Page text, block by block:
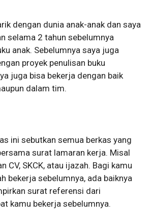
dengan dunia anak-anak dan saya
selama 2 tahun sebelumnya
anak. Sebelumnya saya juga
proyek penulisan buku
juga bisa bekerja dengan baik
dalam tim.
ini sebutkan semua berkas yang
surat lamaran kerja. Misal
CV, SKCK, atau ijazah. Bagi kamu
bekerja sebelumnya, ada baiknya
surat referensi dari
kamu bekerja sebelumnya.